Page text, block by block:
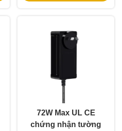
72W Max UL CE
chứng nhận tường